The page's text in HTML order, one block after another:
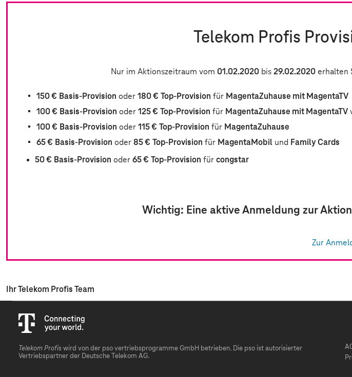
Telekom Profis
Nur im Aktionszeitraum vom 01.02.2020bis 29.02.2020erhalten
150 € Basis-Provision oder 180 € Top-Provision für MagentaZuhause mit MagentaTV
100 € Basis-Provision oder 125 € Top-Provision für MagentaZuhause mit MagentaTV
100 € Basis-Provision oder 115 € Top-Provision für MagentaZuhause
65 € Basis-Provision oder 85 € Top-Provision für MagentaMobil und Family Cards
50 € Basis-Provision oder 65 € Top-Provision für congstar
Wichtig: Eine aktive Anmeldung zur
Zur
Ihr Telekom Profis Team
Telekom Profis wird von der pso vertriebsprogramme GmbH betrieben. Die pso ist autorisierter
Vertriebspartner der Deutsche Telekom AG.